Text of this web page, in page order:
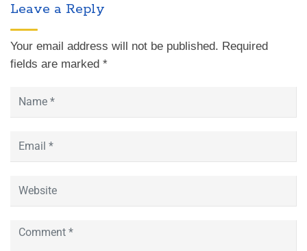
Leave a Reply
Your email address will not be published. Required
fields are marked *